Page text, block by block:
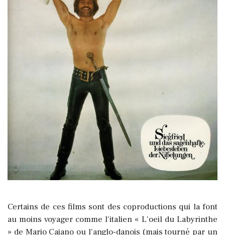
Certains de ces films sont des coproductions qui la font
au moins voyager comme l'italien « L'oeil du Labyrinthe
» de Mario Caiano ou l'anglo-danois (mais tourné par un